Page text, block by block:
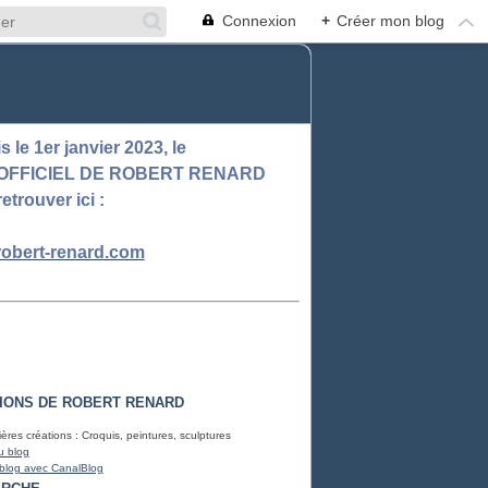
Connexion + Créer mon blog
le 1er janvier 2023, le
DE ROBERT RENARD
ici :
renard.com
DE ROBERT RENARD
créations : Croquis, peintures, sculptures
blog
avec CanalBlog